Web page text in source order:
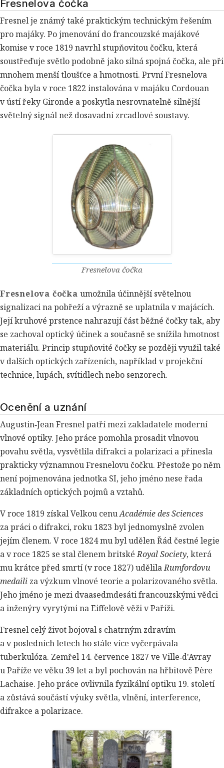
Fresnelova čočka
Fresnel je známý také praktickým technickým řešením
pro majáky. Po jmenování do francouzské majákové
komise v roce 1819 navrhl stupňovitou čočku, která
soustřeďuje světlo podobně jako silná spojná čočka, ale při
mnohem menší tloušťce a hmotnosti. První Fresnelova
čočka byla v roce 1822 instalována v majáku Cordouan
v ústí řeky Gironde a poskytla nesrovnatelně silnější
světelný signál než dosavadní zrcadlové soustavy.
Fresnelova čočka
Fresnelova čočka umožnila účinnější světelnou
signalizaci na pobřeží a výrazně se uplatnila v majácích.
Její kruhové prstence nahrazují část běžné čočky tak, aby
se zachoval optický účinek a současně se snížila hmotnost
materiálu. Princip stupňovité čočky se později využil také
v dalších optických zařízeních, například v projekční
technice, lupách, svítidlech nebo senzorech.
Ocenění a uznání
Augustin‑Jean Fresnel patří mezi zakladatele moderní
vlnové optiky. Jeho práce pomohla prosadit vlnovou
povahu světla, vysvětlila difrakci a polarizaci a přinesla
prakticky významnou Fresnelovu čočku. Přestože po něm
není pojmenována jednotka SI, jeho jméno nese řada
základních optických pojmů a vztahů.
V roce 1819 získal Velkou cenuAcadémie des Sciences
za práci o difrakci, roku 1823 byl jednomyslně zvolen
jejím členem. V roce 1824 mu byl udělen Řád čestné legie
a v roce 1825 se stal členem britskéRoyal Society, která
mu krátce před smrtí (v roce 1827) udělilaRumfordovu
medaili za výzkum vlnové teorie a polarizovaného světla.
Jeho jméno je mezi dvaasedmdesáti francouzskými vědci
a inženýry vyrytými na Eiffelově věži v Paříži.
Fresnel celý život bojoval s chatrným zdravím
a v posledních letech ho stále více vyčerpávala
tuberkulóza. Zemřel 14. července 1827 ve Ville‑d'Avray
u Paříže ve věku 39 let a byl pochován na hřbitově Père
Lachaise. Jeho práce ovlivnila fyzikální optiku 19. století
a zůstává součástí výuky světla, vlnění, interference,
difrakce a polarizace.